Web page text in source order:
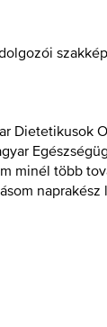
Dietetikusok
minél több
naprakész